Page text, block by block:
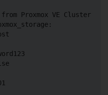
Proxmox VE Cluster